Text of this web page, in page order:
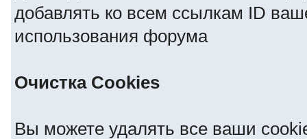
добавлять ко всем ссылкам ID
использования форума
Очистка Cookies
Вы можете удалять все ваши